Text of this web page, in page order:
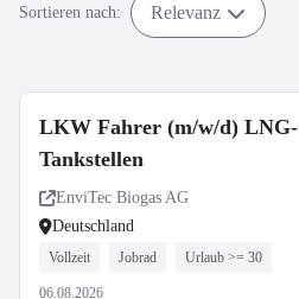
Sortieren nach: Relevanz
LKW Fahrer (m/w/d) LNG-
Tankstellen
EnviTec Biogas AG
Deutschland
Vollzeit Jobrad Urlaub >= 30
06.08.2026